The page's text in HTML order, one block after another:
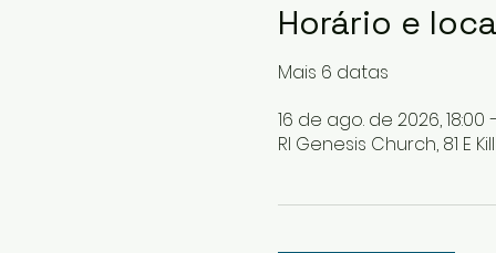
Horário e
Mais 6 datas
16 de ago. de 2026, 18:00
RI Genesis Church, 81 E